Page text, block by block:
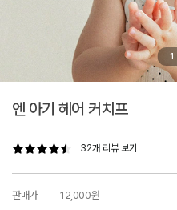
1
엔 아기 헤어 커치프
32개 리뷰 보기
판매가
12,000원